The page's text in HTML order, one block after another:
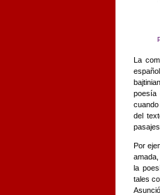
La
poesía
del
Por
la
tales